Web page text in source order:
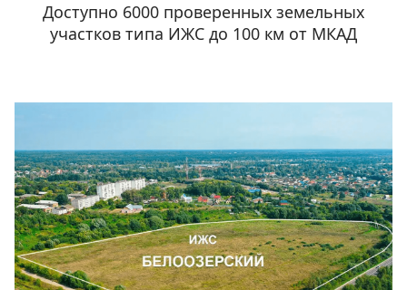
Доступно 6000 проверенных земельных
участков типа ИЖС до 100 км от МКАД